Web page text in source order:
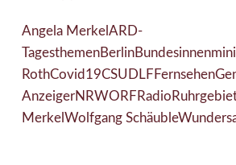
Angela Merkel ARD-
TagesthemenBerlin
RothCovid19CSU DLF Fernsehen
AnzeigerNRWORF Radio
Merkel Wolfgang Schäuble